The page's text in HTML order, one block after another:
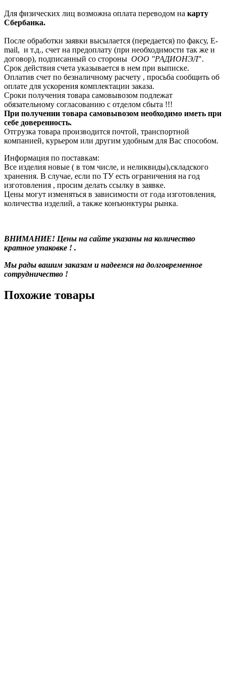
Для физических лиц возможна оплата переводом на карту
Сбербанка.
После обработки заявки высылается (передается) по факсу, E-
mail, и т.д., счет на предоплату (при необходимости так же и
договор), подписанный со стороны ООО "РАДИОНЭЛ".
Срок действия счета указывается в нем при выписке.
Оплатив счет по безналичному расчету , просьба сообщить об
оплате для ускорения комплектации заказа.
Сроки получения товара самовывозом подлежат
обязательному согласованию с отделом сбыта !!!
При получении товара самовывозом необходимо иметь при
себе доверенность.
Отгрузка товара производится почтой, транспортной
компанией, курьером или другим удобным для Вас способом.
Информация по поставкам:
Все изделия новые ( в том числе, и неликвиды),складского
хранения. В случае, если по ТУ есть ограничения на год
изготовления , просим делать ссылку в заявке.
Цены могут изменяться в зависимости от года изготовления,
количества изделий, а также конъюнктуры рынка.
ВНИМАНИЕ! Цены на сайте указаны на количество
кратное упаковке ! .
Мы рады вашим заказам и надеемся на долговременное
сотрудничество !
Похожие товары